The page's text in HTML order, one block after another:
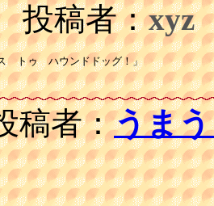
稿者：xyz
　トゥ　ハウンドドッグ！」
者：うま